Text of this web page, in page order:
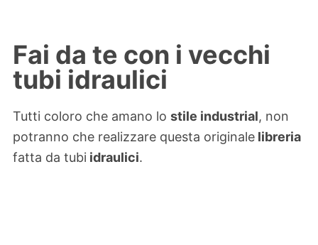
Fai da te con i vecchi
tubi idraulici
Tutti coloro che amano lo stile industrial, non
potranno che realizzare questa originale libreria
fatta da tubi idraulici.